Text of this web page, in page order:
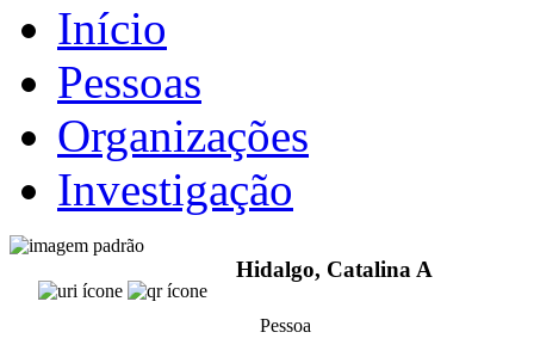
Início
Pessoas
Organizações
Investigação
Hidalgo, Catalina A
Pessoa